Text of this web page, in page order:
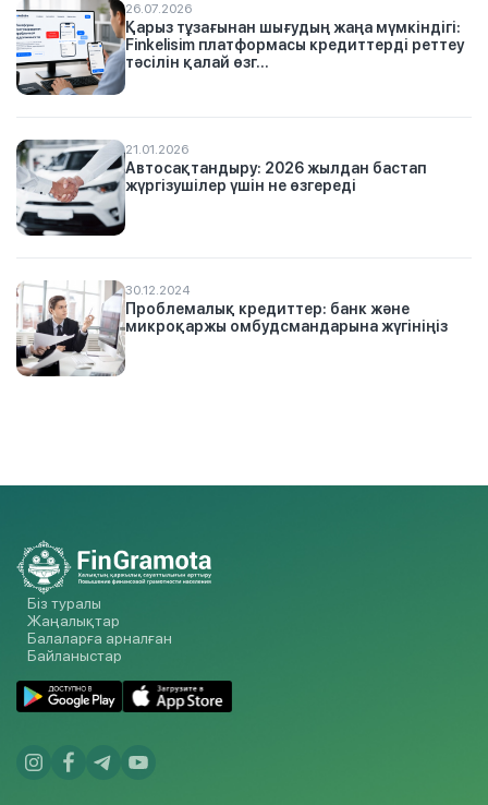
26.07.2026
Қарыз тұзағынан шығудың жаңа мүмкіндігі:
Finkelisim платформасы кредиттерді реттеу
тәсілін қалай өзг...
21.01.2026
Автосақтандыру: 2026 жылдан бастап
жүргізушілер үшін не өзгереді
30.12.2024
Проблемалық кредиттер: банк және
микроқаржы омбудсмандарына жүгініңіз
Біз туралы
Жаңалықтар
Балаларға арналған
Байланыстар